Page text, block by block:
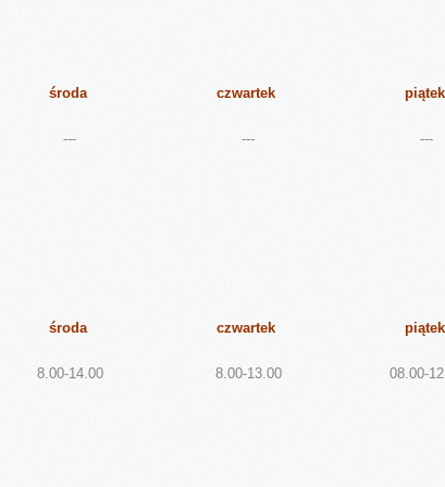
środa czwartek piątek
--- --- ---
środa czwartek piątek
8.00-14.00 8.00-13.00 08.00-